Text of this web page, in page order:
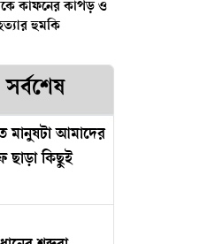
হুমকি
সর্বশেষ
মানুষটা আমাদের
ছাড়া কিছুই
শব্দরা